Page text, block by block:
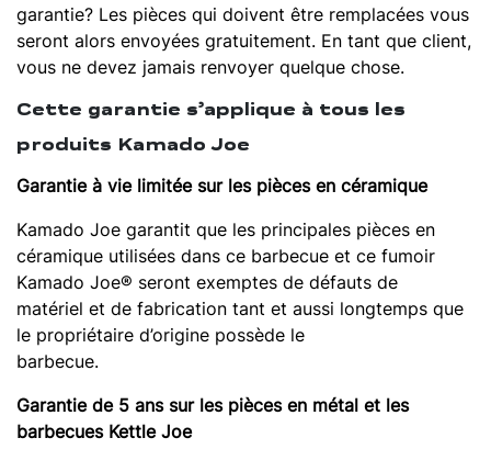
garantie? Les pièces qui doivent être remplacées vous
seront alors envoyées gratuitement. En tant que client,
vous ne devez jamais renvoyer quelque chose.
Cette garantie s’applique à tous les
produits Kamado Joe
Garantie à vie limitée sur les pièces en céramique
Kamado Joe garantit que les principales pièces en
céramique utilisées dans ce barbecue et ce fumoir
Kamado Joe® seront exemptes de défauts de
matériel et de fabrication tant et aussi longtemps que
le propriétaire d’origine possède le
barbecue.
Garantie de 5 ans sur les pièces en métal et les
barbecues Kettle Joe